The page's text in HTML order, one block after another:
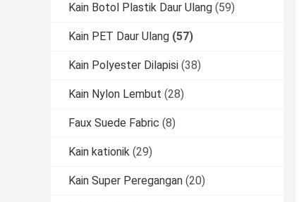
Kain Botol Plastik Daur Ulang (59)
Kain PET Daur Ulang (57)
Kain Polyester Dilapisi (38)
Kain Nylon Lembut (28)
Faux Suede Fabric (8)
Kain kationik (29)
Kain Super Peregangan (20)